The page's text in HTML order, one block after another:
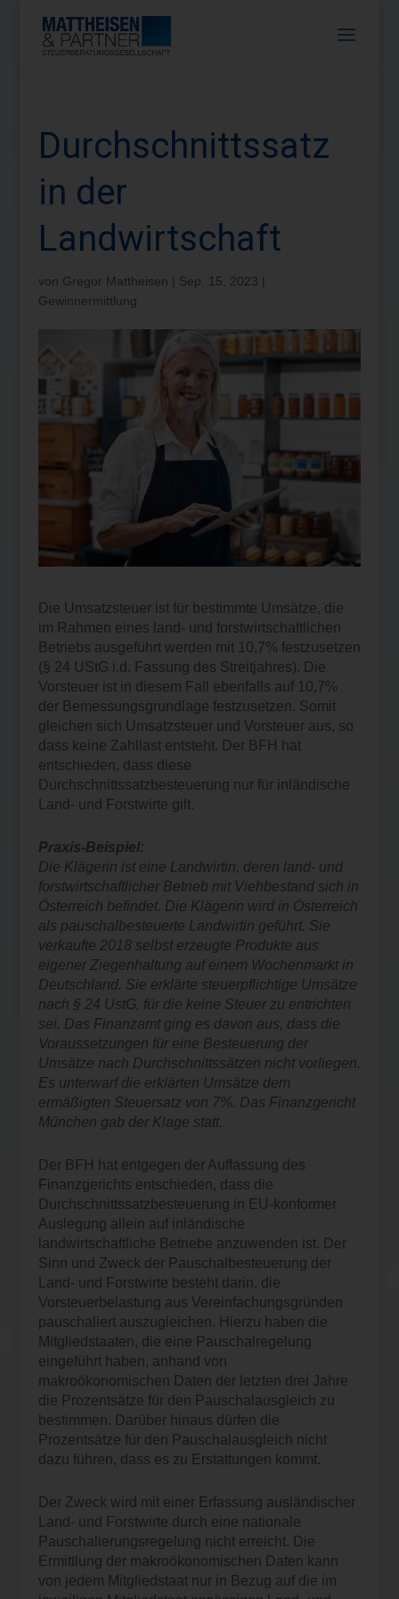
Durchschnittssatz
in der
Landwirtschaft
von Gregor Mattheisen Sep. 15, 2023
Gewinnermittlung
Die Umsatzsteuer ist für bestimmte Umsätze, die
im Rahmen eines land- und forstwirtschaftlichen
Betriebs ausgeführt werden mit 10,7% festzusetzen
(§ 24 UStG i.d. Fassung des Streitjahres). Die
Vorsteuer ist in diesem Fall ebenfalls auf 10,7%
der Bemessungsgrundlage festzusetzen. Somit
gleichen sich Umsatzsteuer und Vorsteuer aus, so
dass keine Zahllast entsteht. Der BFH hat
entschieden, dass diese
Durchschnittssatzbesteuerung nur für inländische
Land- und Forstwirte gilt.
Praxis-Beispiel:
Die Klägerin ist eine Landwirtin, deren land- und
forstwirtschaftlicher Betrieb mit Viehbestand sich in
Österreich befindet. Die Klägerin wird in Österreich
als pauschalbesteuerte Landwirtin geführt. Sie
verkaufte 2018 selbst erzeugte Produkte aus
eigener Ziegenhaltung auf einem Wochenmarkt in
Deutschland. Sie erklärte steuerpflichtige Umsätze
nach § 24 UstG, für die keine Steuer zu entrichten
sei. Das Finanzamt ging es davon aus, dass die
Voraussetzungen für eine Besteuerung der
Umsätze nach Durchschnittssätzen nicht vorliegen.
Es unterwarf die erklärten Umsätze dem
ermäßigten Steuersatz von 7%. Das Finanzgericht
München gab der Klage statt.
Der BFH hat entgegen der Auffassung des
Finanzgerichts entschieden, dass die
Durchschnittssatzbesteuerung in EU-konformer
Auslegung allein auf inländische
landwirtschaftliche Betriebe anzuwenden ist. Der
Sinn und Zweck der Pauschalbesteuerung der
Land- und Forstwirte besteht darin, die
Vorsteuerbelastung aus Vereinfachungsgründen
pauschaliert auszugleichen. Hierzu haben die
Mitgliedstaaten, die eine Pauschalregelung
eingeführt haben, anhand von
makroökonomischen Daten der letzten drei Jahre
die Prozentsätze für den Pauschalausgleich zu
bestimmen. Darüber hinaus dürfen die
Prozentsätze für den Pauschalausgleich nicht
dazu führen, dass es zu Erstattungen kommt.
Der Zweck wird mit einer Erfassung ausländischer
Land- und Forstwirte durch eine nationale
Pauschalierungsregelung nicht erreicht. Die
Ermittlung der makroökonomischen Daten kann
von jedem Mitgliedstaat nur in Bezug auf die im